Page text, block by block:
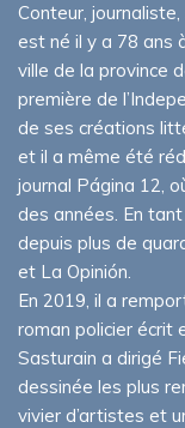
Conteur,
est né il y a 78 ans
ville de la province
première de
de ses créations
et il a même été
journal Página 12,
des années. En
depuis plus de
et La Opinión.
En 2019, il a
roman policier écrit
Sasturain a dirigé
dessinée les plus
vivier d’artistes et